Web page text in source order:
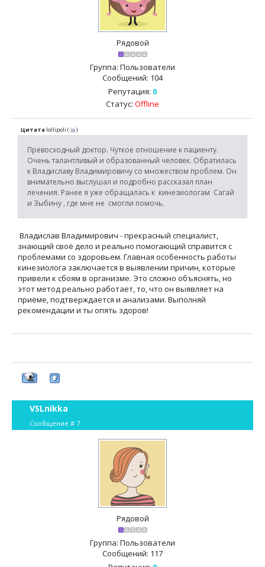
Рядовой
Группа: Пользователи
Сообщений: 104
Репутация: 0
Статус: Offline
Цитата lollipoli ( )
Превосходный доктор. Чуткое отношение к пациенту.
Очень талантливый и образованный человек. Обратилась
к Владиславу Владимировичу со множеством проблем. Он
внимательно выслушал и подробно рассказал план
лечения. Ранее я уже обращалась к кинезиологам Сагай
и Зыбину , где мне не смогли помочь.
Владислав Владимирович - прекрасный специалист,
знающий своё дело и реально помогающий справится с
проблемами со здоровьем. Главная особенность работы
кинезиолога заключается в выявлении причин, которые
привели к сбоям в организме. Это сложно объяснять, но
этот метод реально работает, то, что он выявляет на
приёме, подтверждается и анализами. Выполняй
рекомендации и ты опять здоров!
VSLnikka
Сообщение # 7
Рядовой
Группа: Пользователи
Сообщений: 117